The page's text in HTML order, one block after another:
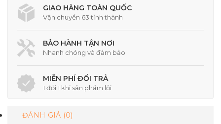
GIAO HÀNG TOÀN QUỐC
Vận chuyển 63 tỉnh thành
BẢO HÀNH TẬN NƠI
Nhanh chóng và đảm bảo
MIỄN PHÍ ĐỔI TRẢ
1 đổi 1 khi sản phẩm lỗi
ĐÁNH GIÁ (0)